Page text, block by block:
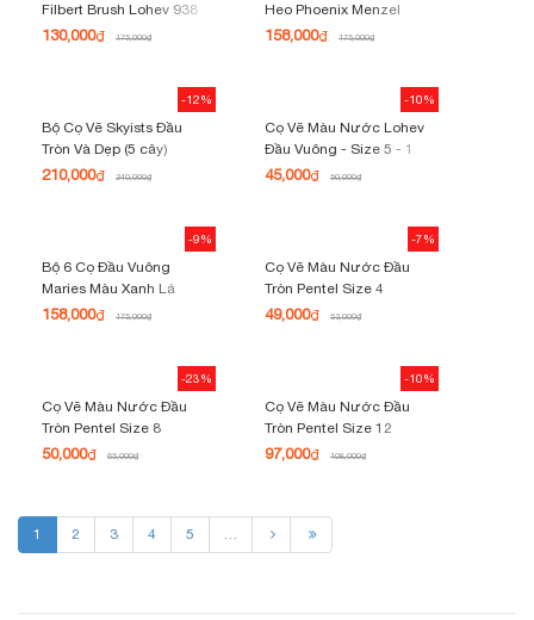
Filbert Brush Lohev 938
130,000₫ 175,000₫
Heo Phoenix Menzel
Artist Brushes Màu Xanh
158,000₫ 175,000₫
Bộ Cọ Vẽ Skyists Đầu
Tròn Và Dẹp (5 cây)
210,000₫ 240,000₫
-12%
Cọ Vẽ Màu Nước Lohev
Đầu Vuông - Size 5 - 1
Cây
45,000₫ 50,000₫
-10%
Bộ 6 Cọ Đầu Vuông
Maries Màu Xanh Lá
158,000₫ 175,000₫
-9%
Cọ Vẽ Màu Nước Đầu
Tròn Pentel Size 4
49,000₫ 53,000₫
-7%
Cọ Vẽ Màu Nước Đầu
Tròn Pentel Size 8
50,000₫ 65,000₫
-23%
Cọ Vẽ Màu Nước Đầu
Tròn Pentel Size 12
97,000₫ 108,000₫
-10%
1 2 3 4 5 …